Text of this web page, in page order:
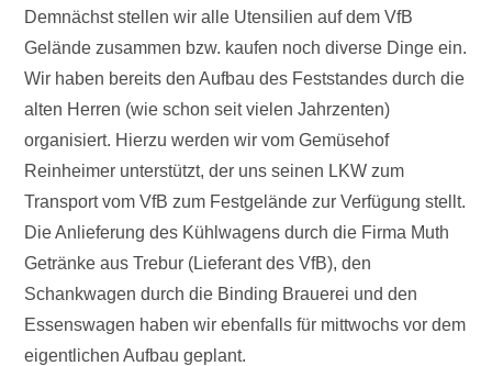
Demnächst stellen wir alle Utensilien auf dem VfB
Gelände zusammen bzw. kaufen noch diverse Dinge ein.
Wir haben bereits den Aufbau des Feststandes durch die
alten Herren (wie schon seit vielen Jahrzenten)
organisiert. Hierzu werden wir vom Gemüsehof
Reinheimer unterstützt, der uns seinen LKW zum
Transport vom VfB zum Festgelände zur Verfügung stellt.
Die Anlieferung des Kühlwagens durch die Firma Muth
Getränke aus Trebur (Lieferant des VfB), den
Schankwagen durch die Binding Brauerei und den
Essenswagen haben wir ebenfalls für mittwochs vor dem
eigentlichen Aufbau geplant.